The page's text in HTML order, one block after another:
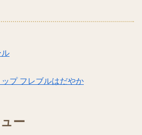
ル
ップ フレブルはだやか
ー